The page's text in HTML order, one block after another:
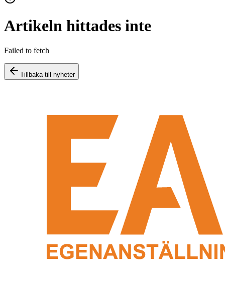
Artikeln hittades inte
Failed to fetch
Tillbaka till nyheter